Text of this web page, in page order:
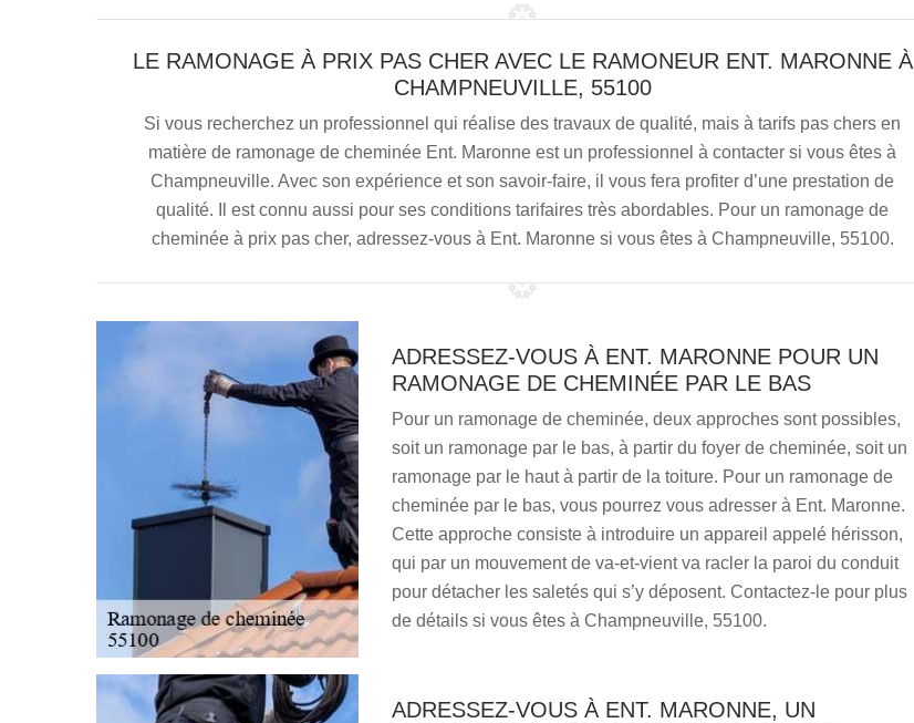
LE RAMONAGE À PRIX PAS CHER AVEC LE RAMONEUR ENT. MARONNE À
CHAMPNEUVILLE, 55100
Si vous recherchez un professionnel qui réalise des travaux de qualité, mais à tarifs pas chers en
matière de ramonage de cheminée Ent. Maronne est un professionnel à contacter si vous êtes à
Champneuville. Avec son expérience et son savoir-faire, il vous fera profiter d’une prestation de
qualité. Il est connu aussi pour ses conditions tarifaires très abordables. Pour un ramonage de
cheminée à prix pas cher, adressez-vous à Ent. Maronne si vous êtes à Champneuville, 55100.
ADRESSEZ-VOUS À ENT. MARONNE POUR UN
RAMONAGE DE CHEMINÉE PAR LE BAS
Pour un ramonage de cheminée, deux approches sont possibles,
soit un ramonage par le bas, à partir du foyer de cheminée, soit un
ramonage par le haut à partir de la toiture. Pour un ramonage de
cheminée par le bas, vous pourrez vous adresser à Ent. Maronne.
Cette approche consiste à introduire un appareil appelé hérisson,
qui par un mouvement de va-et-vient va racler la paroi du conduit
pour détacher les saletés qui s’y déposent. Contactez-le pour plus
de détails si vous êtes à Champneuville, 55100.
ADRESSEZ-VOUS À ENT. MARONNE, UN